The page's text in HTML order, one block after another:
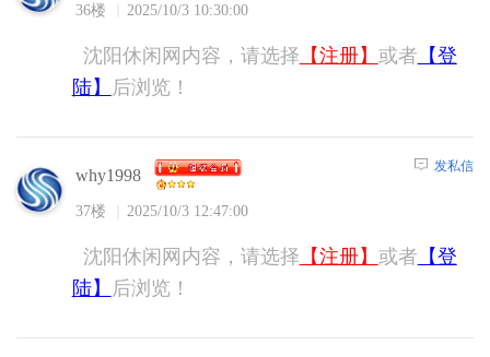
36楼 2025/10/3 10:30:00
沈阳休闲网内容，请选择 【注册】 或者 【登
陆】
后浏览！
why1998
37楼 2025/10/3 12:47:00
发私信
沈阳休闲网内容，请选择 【注册】 或者 【登
陆】
后浏览！